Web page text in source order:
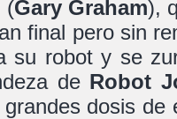
(Gary Graham),
final pero sin
su robot y se
de Robot
dosis de